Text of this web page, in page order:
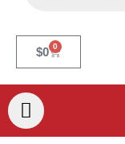
$0 0